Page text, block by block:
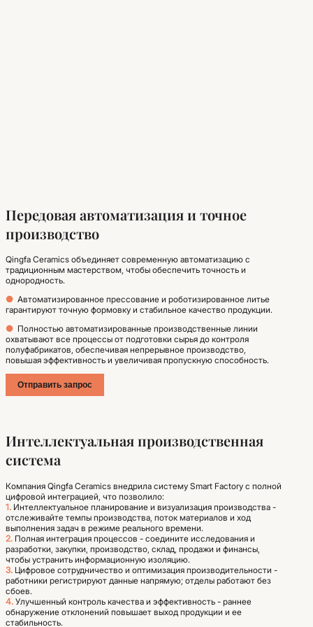
Передовая автоматизация и точное
производство
Qingfa Ceramics объединяет современную автоматизацию с
традиционным мастерством, чтобы обеспечить точность и
однородность.
● Автоматизированное прессование и роботизированное литье
гарантируют точную формовку и стабильное качество продукции.
● Полностью автоматизированные производственные линии
охватывают все процессы от подготовки сырья до контроля
полуфабрикатов, обеспечивая непрерывное производство,
повышая эффективность и увеличивая пропускную способность.
Отправить запрос
Интеллектуальная производственная
система
Компания Qingfa Ceramics внедрила систему Smart Factory с полной
цифровой интеграцией, что позволило:
1. Интеллектуальное планирование и визуализация производства -
отслеживайте темпы производства, поток материалов и ход
выполнения задач в режиме реального времени.
2. Полная интеграция процессов - соедините исследования и
разработки, закупки, производство, склад, продажи и финансы,
чтобы устранить информационную изоляцию.
3. Цифровое сотрудничество и оптимизация производительности -
работники регистрируют данные напрямую; отделы работают без
сбоев.
4. Улучшенный контроль качества и эффективность - раннее
обнаружение отклонений повышает выход продукции и ее
стабильность.